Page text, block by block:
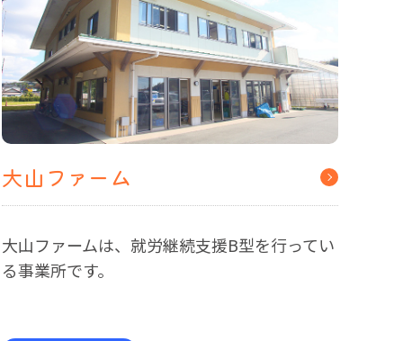
大山ファーム
大山ファームは、就労継続支援B型を行ってい
る事業所です。